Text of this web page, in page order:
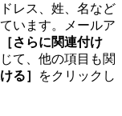
レス、姓、名など
います。メールア
［さらに関連付け
て、他の項目も関
る］
をクリックし